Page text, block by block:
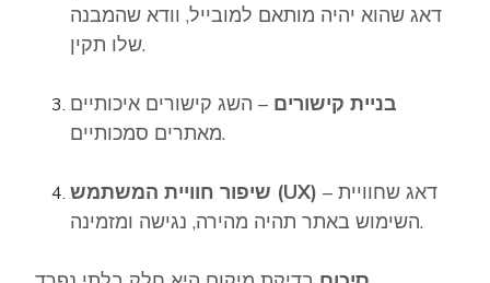
דאג שהוא יהיה מותאם למובייל, וודא שהמבנה
שלו תקין.
בניית קישורים – השג קישורים איכותיים
מאתרים סמכותיים.
שיפור חוויית המשתמש (UX) – דאג שחוויית
השימוש באתר תהיה מהירה, נגישה ומזמינה.